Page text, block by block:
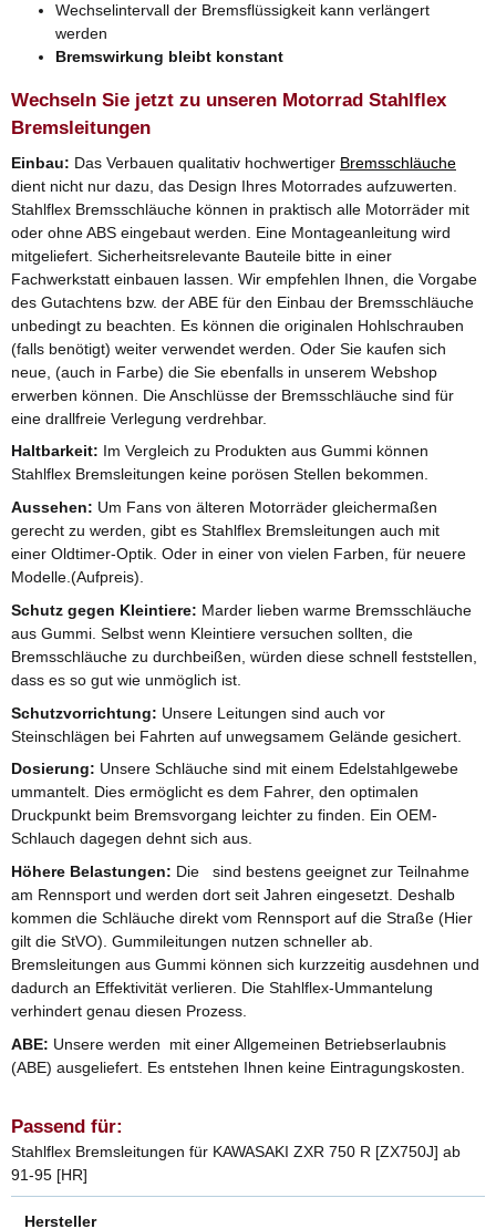
Wechselintervall der Bremsflüssigkeit kann verlängert
werden
Bremswirkung bleibt konstant
Wechseln Sie jetzt zu unseren Motorrad Stahlflex
Bremsleitungen
Einbau: Das Verbauen qualitativ hochwertiger Bremsschläuche
dient nicht nur dazu, das Design Ihres Motorrades aufzuwerten.
Stahlflex Bremsschläuche können in praktisch alle Motorräder mit
oder ohne ABS eingebaut werden. Eine Montageanleitung wird
mitgeliefert. Sicherheitsrelevante Bauteile bitte in einer
Fachwerkstatt einbauen lassen. Wir empfehlen Ihnen, die Vorgabe
des Gutachtens bzw. der ABE für den Einbau der Bremsschläuche
unbedingt zu beachten. Es können die originalen Hohlschrauben
(falls benötigt) weiter verwendet werden. Oder Sie kaufen sich
neue, (auch in Farbe) die Sie ebenfalls in unserem Webshop
erwerben können. Die Anschlüsse der Bremsschläuche sind für
eine drallfreie Verlegung verdrehbar.
Haltbarkeit: Im Vergleich zu Produkten aus Gummi können
Stahlflex Bremsleitungen keine porösen Stellen bekommen.
Aussehen: Um Fans von älteren Motorräder gleichermaßen
gerecht zu werden, gibt es Stahlflex Bremsleitungen auch mit
einer Oldtimer-Optik. Oder in einer von vielen Farben, für neuere
Modelle.(Aufpreis).
Schutz gegen Kleintiere: Marder lieben warme Bremsschläuche
aus Gummi. Selbst wenn Kleintiere versuchen sollten, die
Bremsschläuche zu durchbeißen, würden diese schnell feststellen,
dass es so gut wie unmöglich ist.
Schutzvorrichtung: Unsere Leitungen sind auch vor
Steinschlägen bei Fahrten auf unwegsamem Gelände gesichert.
Dosierung: Unsere Schläuche sind mit einem Edelstahlgewebe
ummantelt. Dies ermöglicht es dem Fahrer, den optimalen
Druckpunkt beim Bremsvorgang leichter zu finden. Ein OEM-
Schlauch dagegen dehnt sich aus.
Höhere Belastungen: Die sind bestens geeignet zur Teilnahme
am Rennsport und werden dort seit Jahren eingesetzt. Deshalb
kommen die Schläuche direkt vom Rennsport auf die Straße (Hier
gilt die StVO). Gummileitungen nutzen schneller ab.
Bremsleitungen aus Gummi können sich kurzzeitig ausdehnen und
dadurch an Effektivität verlieren. Die Stahlflex-Ummantelung
verhindert genau diesen Prozess.
ABE: Unsere werden mit einer Allgemeinen Betriebserlaubnis
(ABE) ausgeliefert. Es entstehen Ihnen keine Eintragungskosten.
Passend für:
Stahlflex Bremsleitungen für KAWASAKI ZXR 750 R [ZX750J] ab
91-95 [HR]
Hersteller